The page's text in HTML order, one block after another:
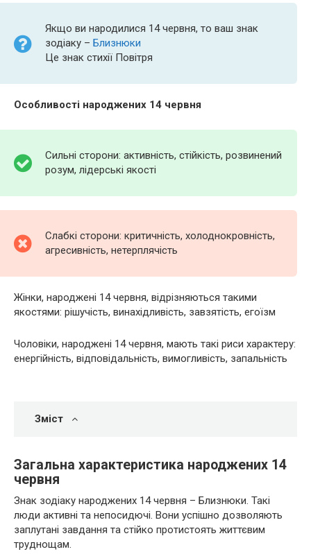
Якщо ви народилися 14 червня, то ваш знак
зодіаку – Близнюки
Це знак стихії Повітря
Особливості народжених 14 червня
Сильні сторони: активність, стійкість, розвинений
розум, лідерські якості
Слабкі сторони: критичність, холоднокровність,
агресивність, нетерплячість
Жінки, народжені 14 червня, відрізняються такими
якостями: рішучість, винахідливість, завзятість, егоїзм
Чоловіки, народжені 14 червня, мають такі риси характеру:
енергійність, відповідальність, вимогливість, запальність
Зміст
Загальна характеристика народжених 14
червня
Знак зодіаку народжених 14 червня – Близнюки. Такі
люди активні та непосидючі. Вони успішно дозволяють
заплутані завдання та стійко протистоять життєвим
труднощам.